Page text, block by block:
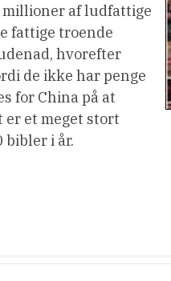
millioner af ludfattige
fattige troende
hvorefter
de ikke har penge
for China på at
er et meget stort
bibler i år.